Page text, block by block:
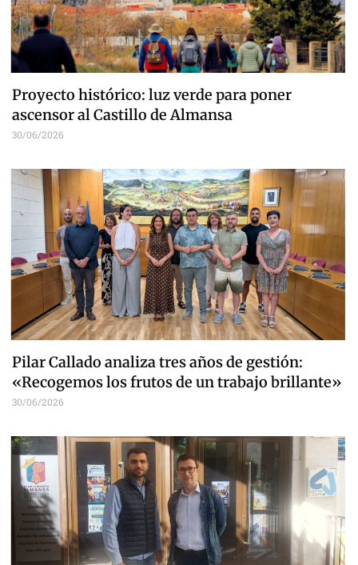
Proyecto histórico: luz verde para poner
ascensor al Castillo de Almansa
30/06/2026
Pilar Callado analiza tres años de gestión:
«Recogemos los frutos de un trabajo brillante»
30/06/2026